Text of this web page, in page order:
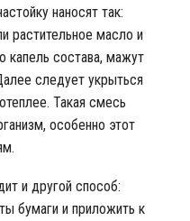
наносят так:
растительное масло и
капель состава, мажут
следует укрыться
Такая смесь
особенно этот
и другой способ:
бумаги и приложить к